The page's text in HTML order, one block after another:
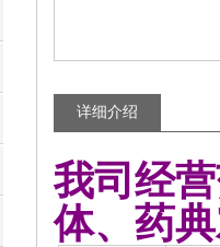
详细介绍
我司经
体、药